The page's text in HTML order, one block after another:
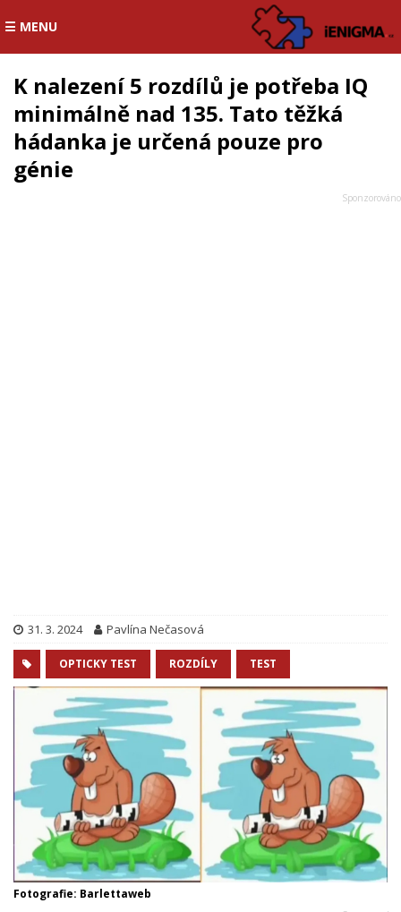
☰ MENU
K nalezení 5 rozdílů je potřeba IQ
minimálně nad 135. Tato těžká
hádanka je určená pouze pro
génie
31. 3. 2024 Pavlína Nečasová
OPTICKY TEST ROZDÍLY TEST
Fotografie: Barlettaweb